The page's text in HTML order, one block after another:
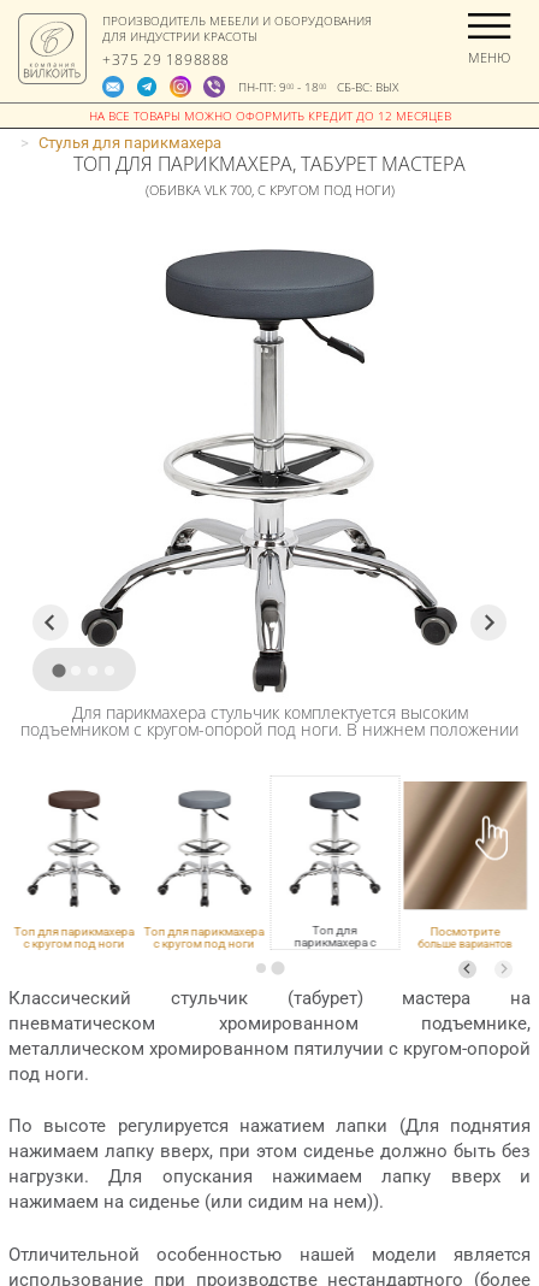
ПРОИЗВОДИТЕЛЬ МЕБЕЛИ И ОБОРУДОВАНИЯ
ДЛЯ ИНДУСТРИИ КРАСОТЫ
+375 29 1898888
ПН-ПТ: 900- 1800СБ-ВС: ВЫХ
МЕНЮ
> Стулья для парикмахера
ТОП ДЛЯ ПАРИКМАХЕРА, ТАБУРЕТ МАСТЕРА
(ОБИВКА VLK 700, С КРУГОМ ПОД НОГИ)
Топ для парикмахера
с кругом под ноги
Топ для парикмахера
с кругом под ноги
Топ для
парикмахера с
Посмотрите
больше вариантов
Для парикмахера стульчик комплектуется высоким
подъемником с кругом-опорой под ноги. В нижнем положении
высота по сиденью 640 мм.
Классический стульчик (табурет) мастера на
пневматическом хромированном подъемнике,
металлическом хромированном пятилучии с кругом-опорой
под ноги.
По высоте регулируется нажатием лапки (Для поднятия
нажимаем лапку вверх, при этом сиденье должно быть без
нагрузки. Для опускания нажимаем лапку вверх и
нажимаем на сиденье (или сидим на нем)).
Отличительной особенностью нашей модели является
использование при производстве нестандартного (более